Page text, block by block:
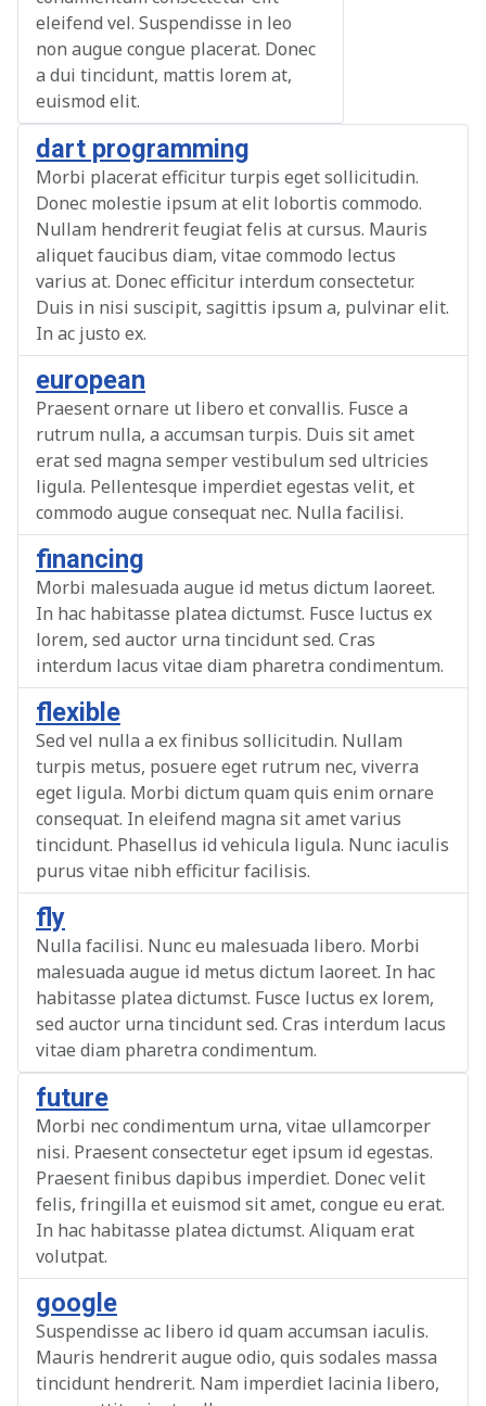
eleifend vel. Suspendisse in leo
non augue congue placerat. Donec
a dui tincidunt, mattis lorem at,
euismod elit.
dart programming
Morbi placerat efficitur turpis eget sollicitudin.
Donec molestie ipsum at elit lobortis commodo.
Nullam hendrerit feugiat felis at cursus. Mauris
aliquet faucibus diam, vitae commodo lectus
varius at. Donec efficitur interdum consectetur.
Duis in nisi suscipit, sagittis ipsum a, pulvinar elit.
In ac justo ex.
european
Praesent ornare ut libero et convallis. Fusce a
rutrum nulla, a accumsan turpis. Duis sit amet
erat sed magna semper vestibulum sed ultricies
ligula. Pellentesque imperdiet egestas velit, et
commodo augue consequat nec. Nulla facilisi.
financing
Morbi malesuada augue id metus dictum laoreet.
In hac habitasse platea dictumst. Fusce luctus ex
lorem, sed auctor urna tincidunt sed. Cras
interdum lacus vitae diam pharetra condimentum.
flexible
Sed vel nulla a ex finibus sollicitudin. Nullam
turpis metus, posuere eget rutrum nec, viverra
eget ligula. Morbi dictum quam quis enim ornare
consequat. In eleifend magna sit amet varius
tincidunt. Phasellus id vehicula ligula. Nunc iaculis
purus vitae nibh efficitur facilisis.
fly
Nulla facilisi. Nunc eu malesuada libero. Morbi
malesuada augue id metus dictum laoreet. In hac
habitasse platea dictumst. Fusce luctus ex lorem,
sed auctor urna tincidunt sed. Cras interdum lacus
vitae diam pharetra condimentum.
future
Morbi nec condimentum urna, vitae ullamcorper
nisi. Praesent consectetur eget ipsum id egestas.
Praesent finibus dapibus imperdiet. Donec velit
felis, fringilla et euismod sit amet, congue eu erat.
In hac habitasse platea dictumst. Aliquam erat
volutpat.
google
Suspendisse ac libero id quam accumsan iaculis.
Mauris hendrerit augue odio, quis sodales massa
tincidunt hendrerit. Nam imperdiet lacinia libero,